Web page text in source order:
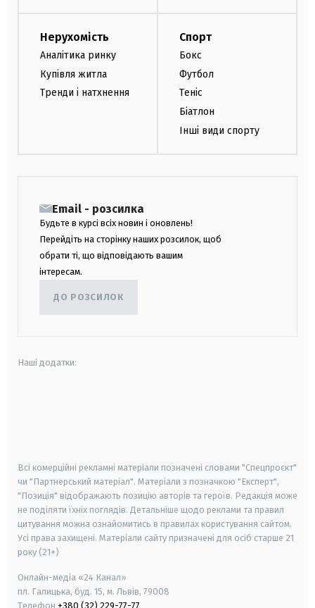
Нерухомість
Аналітика ринку
Купівля житла
Тренди і натхнення
Спорт
Бокс
Футбол
Теніс
Біатлон
Інші види спорту
Email - розсилка
Будьте в курсі всіх новин і оновлень!
Перейдіть на сторінку наших розсилок, щоб
обрати ті, що відповідають вашим
інтересам.
ДО РОЗСИЛОК
Наші додатки:
Всі комерційні рекламні матеріали позначені словами "Спецпроєкт"
чи "Партнерський матеріал". Матеріали з позначкою "Експерт",
"Позиція" відображають позицію авторів та героїв. Редакція може
не поділяти їхніх поглядів. Детальніше щодо реклами та правил
цитування можна ознайомитись в правилах користування сайтом.
Усі права захищені. Матеріали сайту призначені для осіб старше 21
року (21+)
Онлайн-медіа «24 Канал»
пл. Галицька, буд. 15, м. Львів, 79008
Телефон +380 (32) 229-77-77